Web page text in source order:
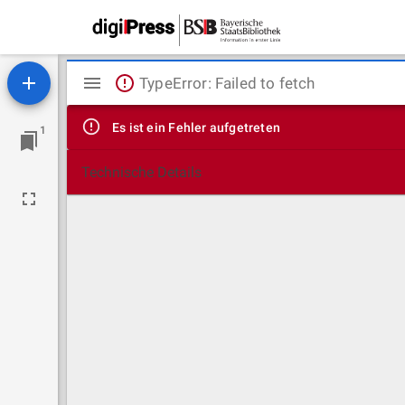
1
Mirador
Viewer
TypeError: Failed to fetch
Es ist ein Fehler aufgetreten
Technische Details